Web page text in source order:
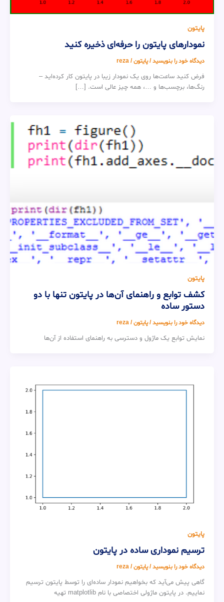
پایتون
نمودارهای پایتون را حرفه‌ای ذخیره کنید
دیدگاه‌ خود را بنویسید/پایتون/
reza
فرض کنید ساعت‌ها روی یک نمودار زیبا در پایتون کار کرده‌اید –
رنگ‌ها، برچسب‌ها و …، همه چیز عالی است. […]
پایتون
کشف توابع و راهنمای آن‌ها در پایتون تنها با دو
دستور ساده
دیدگاه‌ خود را بنویسید/پایتون/
reza
نمایش توابع یک ماژول و دسترسی به راهنمای استفاده از آن‌ها
پایتون
ترسیم نموداری ساده در پایتون
دیدگاه‌ خود را بنویسید/پایتون/
reza
گاهی پیش می‌آید که بخواهیم نمودار ساده‌ای را توسط پایتون ترسیم
نماییم. در پایتون ماژولی اختصاصی با نام matplotlib تهیه